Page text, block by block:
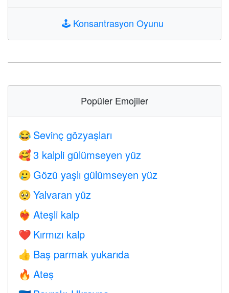
🕹️ Konsantrasyon Oyunu
Popüler Emojiler
😂 Sevinç gözyaşları
🥰 3 kalpli gülümseyen yüz
🥲 Gözü yaşlı gülümseyen yüz
🥺 Yalvaran yüz
❤️‍🔥 Ateşli kalp
❤️ Kırmızı kalp
👍 Baş parmak yukarıda
🔥 Ateş